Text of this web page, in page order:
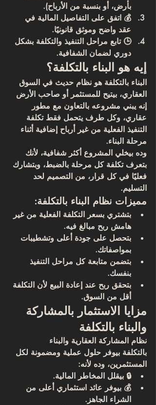
بأرض، أو بنسبة من الأرباح).
💰 اتفق على التفاصيل المالية في
عقد واضح وموثق قانونيًا.
🕒 تابع مراحل التنفيذ والتكلفة بشكل
دوري لضمان الشفافية.
إيه هو البناء بالتكلفة؟
البناء بالتكلفة هو نظام حديث في السوق
العقاري، بيتيح للمستثمر أو صاحب الأرض
إنه يبني مشروعه بالتعاون مع مطور
عقاري، وكل طرف يتحمل فقط تكلفة
التنفيذ الفعلية من غير أرباح إضافية أثناء
مرحلة البناء.
وده بيخلي المشروع أكثر شفافية، لأنك
بتعرف تكلفة كل مرحلة بالضبط، وبتشارك
فعليًا في كل قرار، من التصميم لحد
التسليم.
مميزات نظام البناء بالتكلفة:
بتشتري بسعر التكلفة الفعلية من غير
هامش ربح مبالغ فيه.
بتحصل على جودة أعلى وتشطيبات
بمواصفاتك.
بتضمن متابعة كل مراحل التنفيذ
بنفسك.
بتحقق ربح عند إعادة البيع لأن التكلفة
أقل من السوق.
مزايا الاستثمار بالمشاركة
والبناء بالتكلفة
نظام المشاركة العقارية والبناء
بالتكلفة بيوفر حلول عملية ومضمونة لكل
المستثمرين، وده لأنه:
🔒 بيقلل المخاطر المالية.
💰 بيوفر عائد استثماري أعلى من
الشراء الجاهز.